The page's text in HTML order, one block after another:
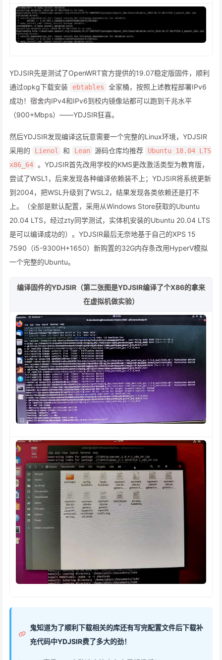
YDJSIR先是测试了OpenWRT官方提供的19.07稳定版固件，顺利
通过opkg下载安装
ebtables
全家桶，按照上述教程部署IPv6
成功！宿舍内IPv4和IPv6到校内镜像站都可以跑到千兆水平
（900+Mbps）——YDJSIR狂喜。
然后YDJSIR发现编译这玩意需要一个完整的Linux环境，YDJSIR
采用的
Lienol 和 Lean 源码仓库均推荐
Ubuntu 18.04 LTS
x86_64 。YDJSIR首先改用学校的KMS更改激活类型为教育版，
尝试了WSL1，后来发现各种编译依赖装不上；YDJSIR将系统更新
到2004，把WSL升级到了WSL2，结果发现各类依赖还是打不
上。（全部是默认配置，采用从Windows Store获取的Ubuntu
20.04 LTS，经过zty同学测试，实体机安装的Ubuntu 20.04 LTS
是可以编译成功的）。YDJSIR最后无奈地基于自己的XPS 15
7590（i5-9300H+1650）新购置的32G内存条改用HyperV模拟
一个完整的Ubuntu。
编译固件的YDJSIR（第二张图是YDJSIR编译了个X86的拿来
在虚拟机做实验）
鬼知道为了顺利下载相关的库还有写完配置文件后下载补
充代码中YDJSIR费了多大的劲！